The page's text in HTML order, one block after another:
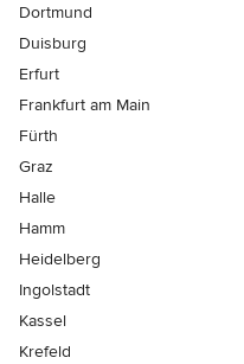
Dortmund
Duisburg
Erfurt
Frankfurt am Main
Fürth
Graz
Halle
Hamm
Heidelberg
Ingolstadt
Kassel
Krefeld